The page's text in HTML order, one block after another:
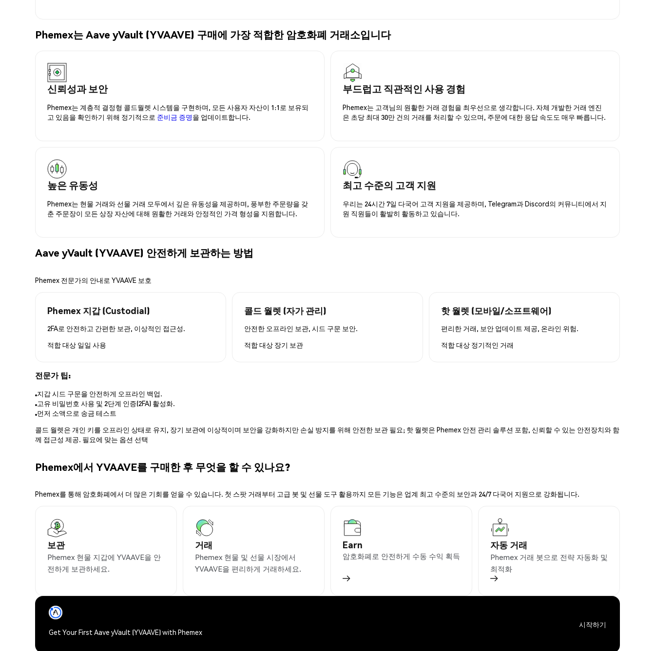
Phemex는 Aave yVault (YVAAVE) 구매에 가장 적합한 암호화폐 거래소입니다
신뢰성과 보안
Phemex는 계층적 결정형 콜드월렛 시스템을 구현하며, 모든 사용자 자산이 1:1로 보유되
고 있음을 확인하기 위해 정기적으로 준비금 증명을 업데이트합니다.
부드럽고 직관적인 사용 경험
Phemex는 고객님의 원활한 거래 경험을 최우선으로 생각합니다. 자체 개발한 거래 엔진
은 초당 최대 30만 건의 거래를 처리할 수 있으며, 주문에 대한 응답 속도도 매우 빠릅니다.
높은 유동성
Phemex는 현물 거래와 선물 거래 모두에서 깊은 유동성을 제공하며, 풍부한 주문량을 갖
춘 주문장이 모든 상장 자산에 대해 원활한 거래와 안정적인 가격 형성을 지원합니다.
최고 수준의 고객 지원
우리는 24시간 7일 다국어 고객 지원을 제공하며, Telegram과 Discord의 커뮤니티에서 지
원 직원들이 활발히 활동하고 있습니다.
Aave yVault (YVAAVE) 안전하게 보관하는 방법
Phemex 전문가의 안내로 YVAAVE 보호
Phemex 지갑 (Custodial)
2FA로 안전하고 간편한 보관, 이상적인 접근성.
적합 대상 일일 사용
콜드 월렛 (자가 관리)
안전한 오프라인 보관, 시드 구문 보안.
적합 대상 장기 보관
핫 월렛 (모바일/소프트웨어)
편리한 거래, 보안 업데이트 제공, 온라인 위험.
적합 대상 정기적인 거래
전문가 팁:
지갑 시드 구문을 안전하게 오프라인 백업.
고유 비밀번호 사용 및 2단계 인증(2FA) 활성화.
먼저 소액으로 송금 테스트
콜드 월렛은 개인 키를 오프라인 상태로 유지, 장기 보관에 이상적이며 보안을 강화하지만 손실 방지를 위해 안전한 보관 필요; 핫 월렛은 Phemex 안전 관리 솔루션 포함, 신뢰할 수 있는 안전장치와 함
께 접근성 제공. 필요에 맞는 옵션 선택
Phemex에서 YVAAVE를 구매한 후 무엇을 할 수 있나요?
Phemex를 통해 암호화폐에서 더 많은 기회를 얻을 수 있습니다. 첫 스팟 거래부터 고급 봇 및 선물 도구 활용까지 모든 기능은 업계 최고 수준의 보안과 24/7 다국어 지원으로 강화됩니다.
보관
Phemex 현물 지갑에 YVAAVE을 안
전하게 보관하세요.
거래
Phemex 현물 및 선물 시장에서
YVAAVE을 편리하게 거래하세요.
Earn
암호화폐로 안전하게 수동 수익 획득
자동 거래
Phemex 거래 봇으로 전략 자동화 및
최적화
Get Your First Aave yVault (YVAAVE) with Phemex
시작하기